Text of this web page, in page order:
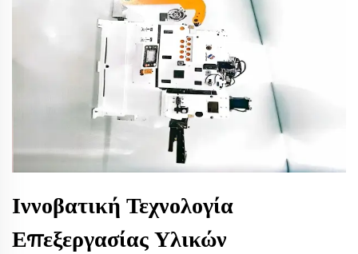
Ιννοβατική Τεχνολογία
Επεξεργασίας Υλικών